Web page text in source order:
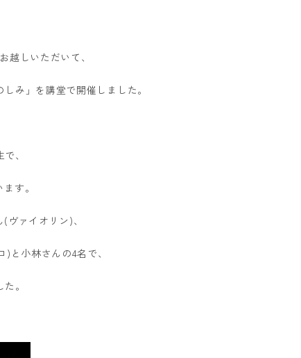
越しいただいて、
み」を講堂で開催しました。
、
す。
ァイオリン)、
と小林さんの4名で、
。